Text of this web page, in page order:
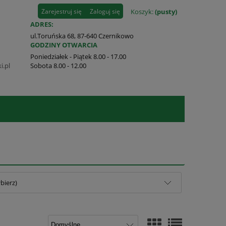
Koszyk:(pusty)
Zarejestruj się Zaloguj się
ADRES:
ul.Toruńska 68, 87-640 Czernikowo
GODZINY OTWARCIA
Poniedziałek - Piątek 8.00 - 17.00
Sobota 8.00 - 12.00